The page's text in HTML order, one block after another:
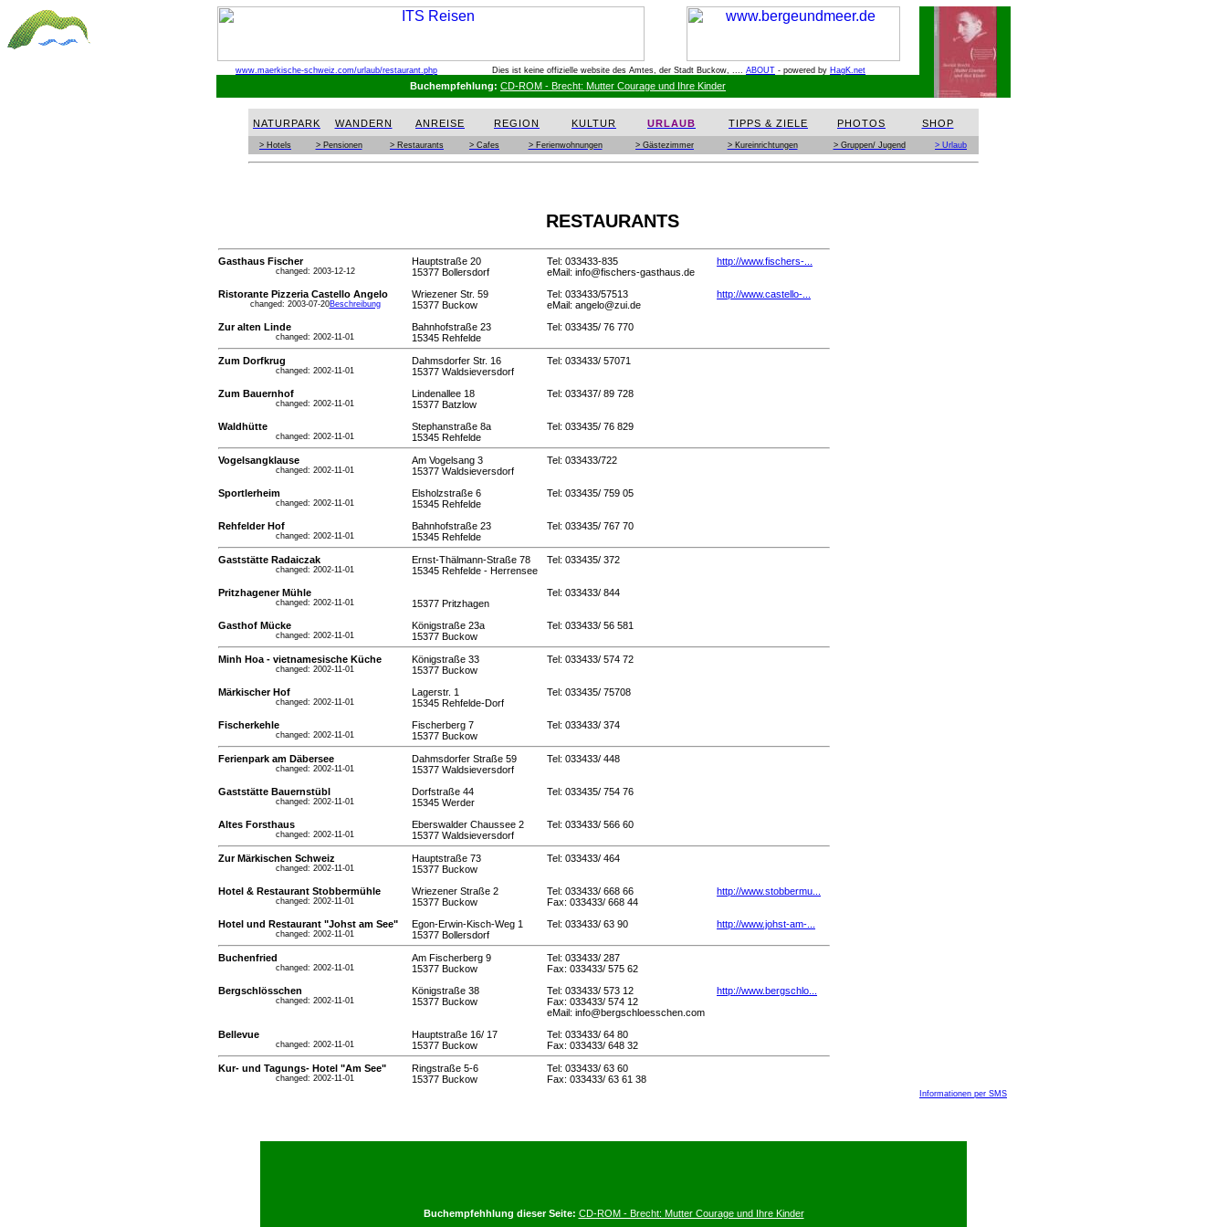
www.maerkische-schweiz.com/urlaub/restaurant.php Dies ist keine offizielle website des Amtes, der Stadt Buckow, .... ABOUT - powered by HagK.net
Buchempfehlung: CD-ROM - Brecht: Mutter Courage und Ihre Kinder
NATURPARK WANDERN ANREISE REGION KULTUR URLAUB TIPPS & ZIELE PHOTOS SHOP
> Hotels > Pensionen > Restaurants > Cafes > Ferienwohnungen > Gästezimmer > Kureinrichtungen > Gruppen/ Jugend > Urlaub
RESTAURANTS
Gasthaus Fischer
changed: 2003-12-12
Hauptstraße 20
15377 Bollersdorf
Tel: 033433-835
eMail: info@fischers-gasthaus.de
http://www.fischers-...
Ristorante Pizzeria Castello Angelo
changed: 2003-07-20Beschreibung
Wriezener Str. 59
15377 Buckow
Tel: 033433/57513
eMail: angelo@zui.de
http://www.castello-...
Zur alten Linde
changed: 2002-11-01
Bahnhofstraße 23
15345 Rehfelde
Tel: 033435/ 76 770
Zum Dorfkrug
changed: 2002-11-01
Dahmsdorfer Str. 16
15377 Waldsieversdorf
Tel: 033433/ 57071
Zum Bauernhof
changed: 2002-11-01
Lindenallee 18
15377 Batzlow
Tel: 033437/ 89 728
Waldhütte
changed: 2002-11-01
Stephanstraße 8a
15345 Rehfelde
Tel: 033435/ 76 829
Vogelsangklause
changed: 2002-11-01
Am Vogelsang 3
15377 Waldsieversdorf
Tel: 033433/722
Sportlerheim
changed: 2002-11-01
Elsholzstraße 6
15345 Rehfelde
Tel: 033435/ 759 05
Rehfelder Hof
changed: 2002-11-01
Bahnhofstraße 23
15345 Rehfelde
Tel: 033435/ 767 70
Gaststätte Radaiczak
changed: 2002-11-01
Ernst-Thälmann-Straße 78
15345 Rehfelde - Herrensee
Tel: 033435/ 372
Pritzhagener Mühle
changed: 2002-11-01 15377 Pritzhagen
Tel: 033433/ 844
Gasthof Mücke
changed: 2002-11-01
Königstraße 23a
15377 Buckow
Tel: 033433/ 56 581
Minh Hoa - vietnamesische Küche
changed: 2002-11-01
Königstraße 33
15377 Buckow
Tel: 033433/ 574 72
Märkischer Hof
changed: 2002-11-01
Lagerstr. 1
15345 Rehfelde-Dorf
Tel: 033435/ 75708
Fischerkehle
changed: 2002-11-01
Fischerberg 7
15377 Buckow
Tel: 033433/ 374
Ferienpark am Däbersee
changed: 2002-11-01
Dahmsdorfer Straße 59
15377 Waldsieversdorf
Tel: 033433/ 448
Gaststätte Bauernstübl
changed: 2002-11-01
Dorfstraße 44
15345 Werder
Tel: 033435/ 754 76
Altes Forsthaus
changed: 2002-11-01
Eberswalder Chaussee 2
15377 Waldsieversdorf
Tel: 033433/ 566 60
Zur Märkischen Schweiz
changed: 2002-11-01
Hauptstraße 73
15377 Buckow
Tel: 033433/ 464
Hotel & Restaurant Stobbermühle
changed: 2002-11-01
Wriezener Straße 2
15377 Buckow
Tel: 033433/ 668 66
Fax: 033433/ 668 44
http://www.stobbermu...
Hotel und Restaurant "Johst am See"
changed: 2002-11-01
Egon-Erwin-Kisch-Weg 1
15377 Bollersdorf
Tel: 033433/ 63 90 http://www.johst-am-...
Buchenfried
changed: 2002-11-01
Am Fischerberg 9
15377 Buckow
Tel: 033433/ 287
Fax: 033433/ 575 62
Bergschlösschen
changed: 2002-11-01
Königstraße 38
15377 Buckow
Tel: 033433/ 573 12
Fax: 033433/ 574 12
eMail: info@bergschloesschen.com
http://www.bergschlo...
Bellevue
changed: 2002-11-01
Hauptstraße 16/ 17
15377 Buckow
Tel: 033433/ 64 80
Fax: 033433/ 648 32
Kur- und Tagungs- Hotel "Am See"
changed: 2002-11-01
Ringstraße 5-6
15377 Buckow
Tel: 033433/ 63 60
Fax: 033433/ 63 61 38
Informationen per SMS
Buchempfehhlung dieser Seite: CD-ROM - Brecht: Mutter Courage und Ihre Kinder